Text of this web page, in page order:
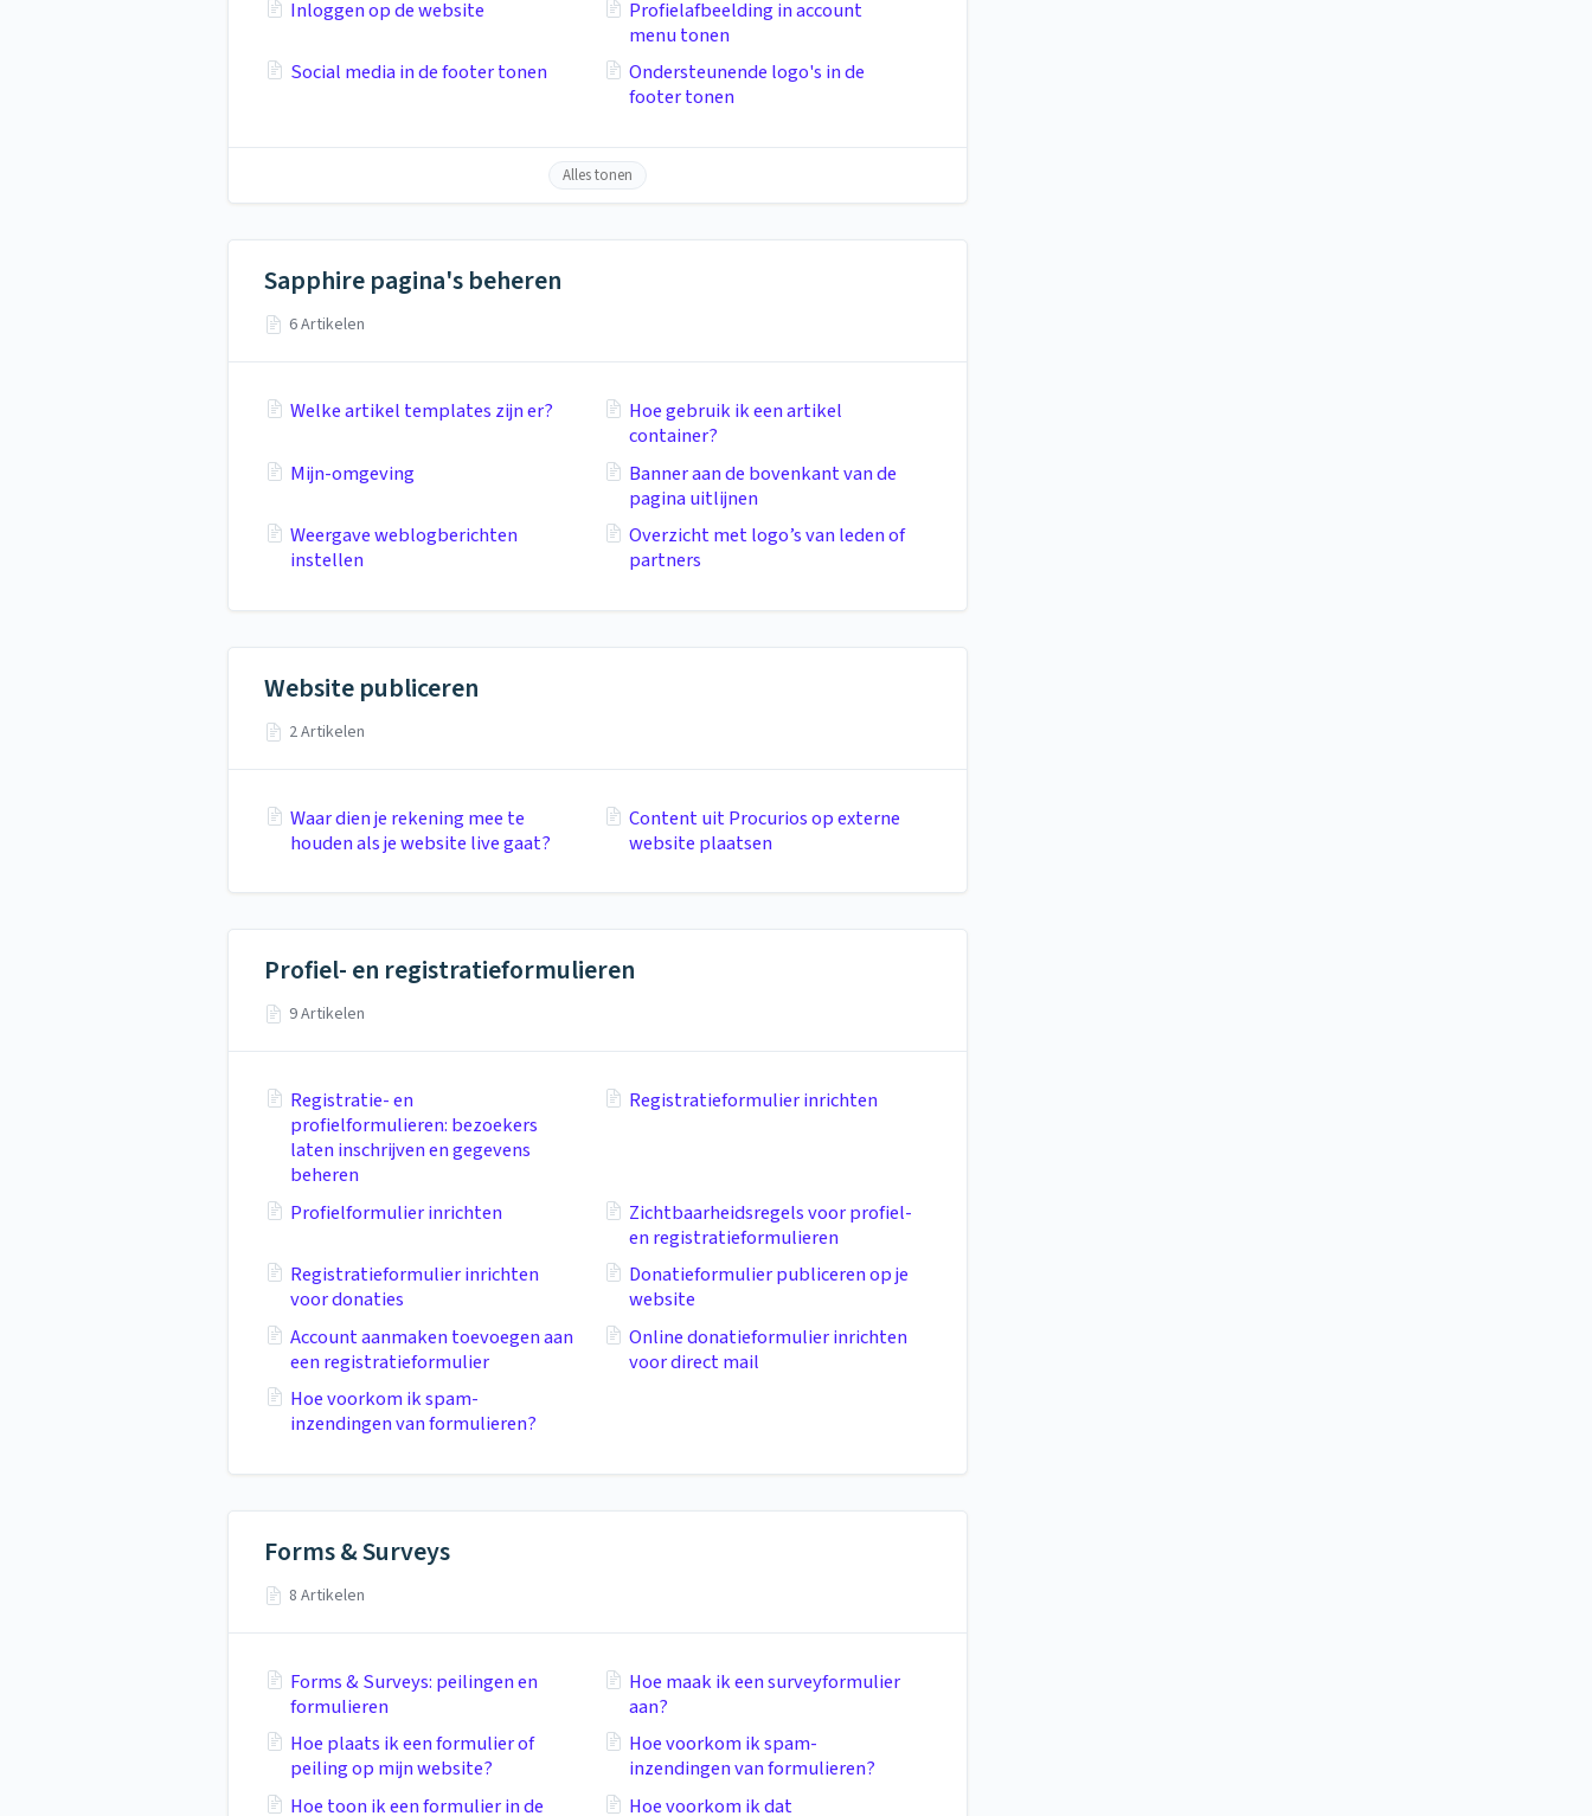
Inloggen op de website
Profielafbeelding in account
menu tonen
Social media in de footer tonen
Ondersteunende logo's in de
footer tonen
Alles tonen
Sapphire pagina's beheren
6 Artikelen
Welke artikel templates zijn er?
Hoe gebruik ik een artikel
container?
Mijn-omgeving
Banner aan de bovenkant van de
pagina uitlijnen
Weergave weblogberichten
instellen
Overzicht met logo’s van leden of
partners
Website publiceren
2 Artikelen
Waar dien je rekening mee te
houden als je website live gaat?
Content uit Procurios op externe
website plaatsen
Profiel- en registratieformulieren
9 Artikelen
Registratie- en
profielformulieren: bezoekers
laten inschrijven en gegevens
beheren
Registratieformulier inrichten
Profielformulier inrichten
Zichtbaarheidsregels voor profiel-
en registratieformulieren
Registratieformulier inrichten
voor donaties
Donatieformulier publiceren op je
website
Account aanmaken toevoegen aan
een registratieformulier
Online donatieformulier inrichten
voor direct mail
Hoe voorkom ik spam-
inzendingen van formulieren?
Forms & Surveys
8 Artikelen
Forms & Surveys: peilingen en
formulieren
Hoe maak ik een surveyformulier
aan?
Hoe plaats ik een formulier of
peiling op mijn website?
Hoe voorkom ik spam-
inzendingen van formulieren?
Hoe toon ik een formulier in de
Hoe voorkom ik dat